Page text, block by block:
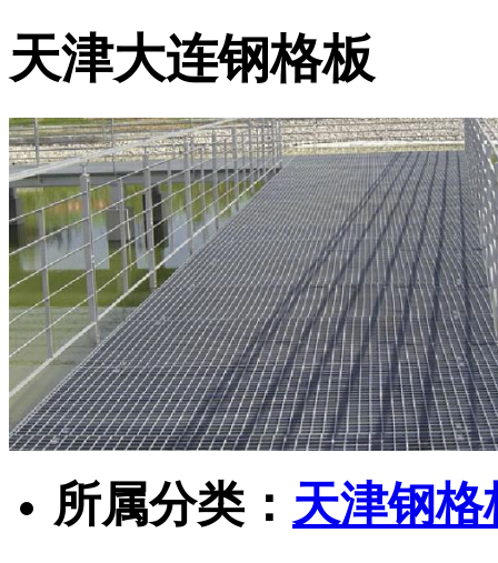
天津大连钢格板
所属分类： 天津钢格